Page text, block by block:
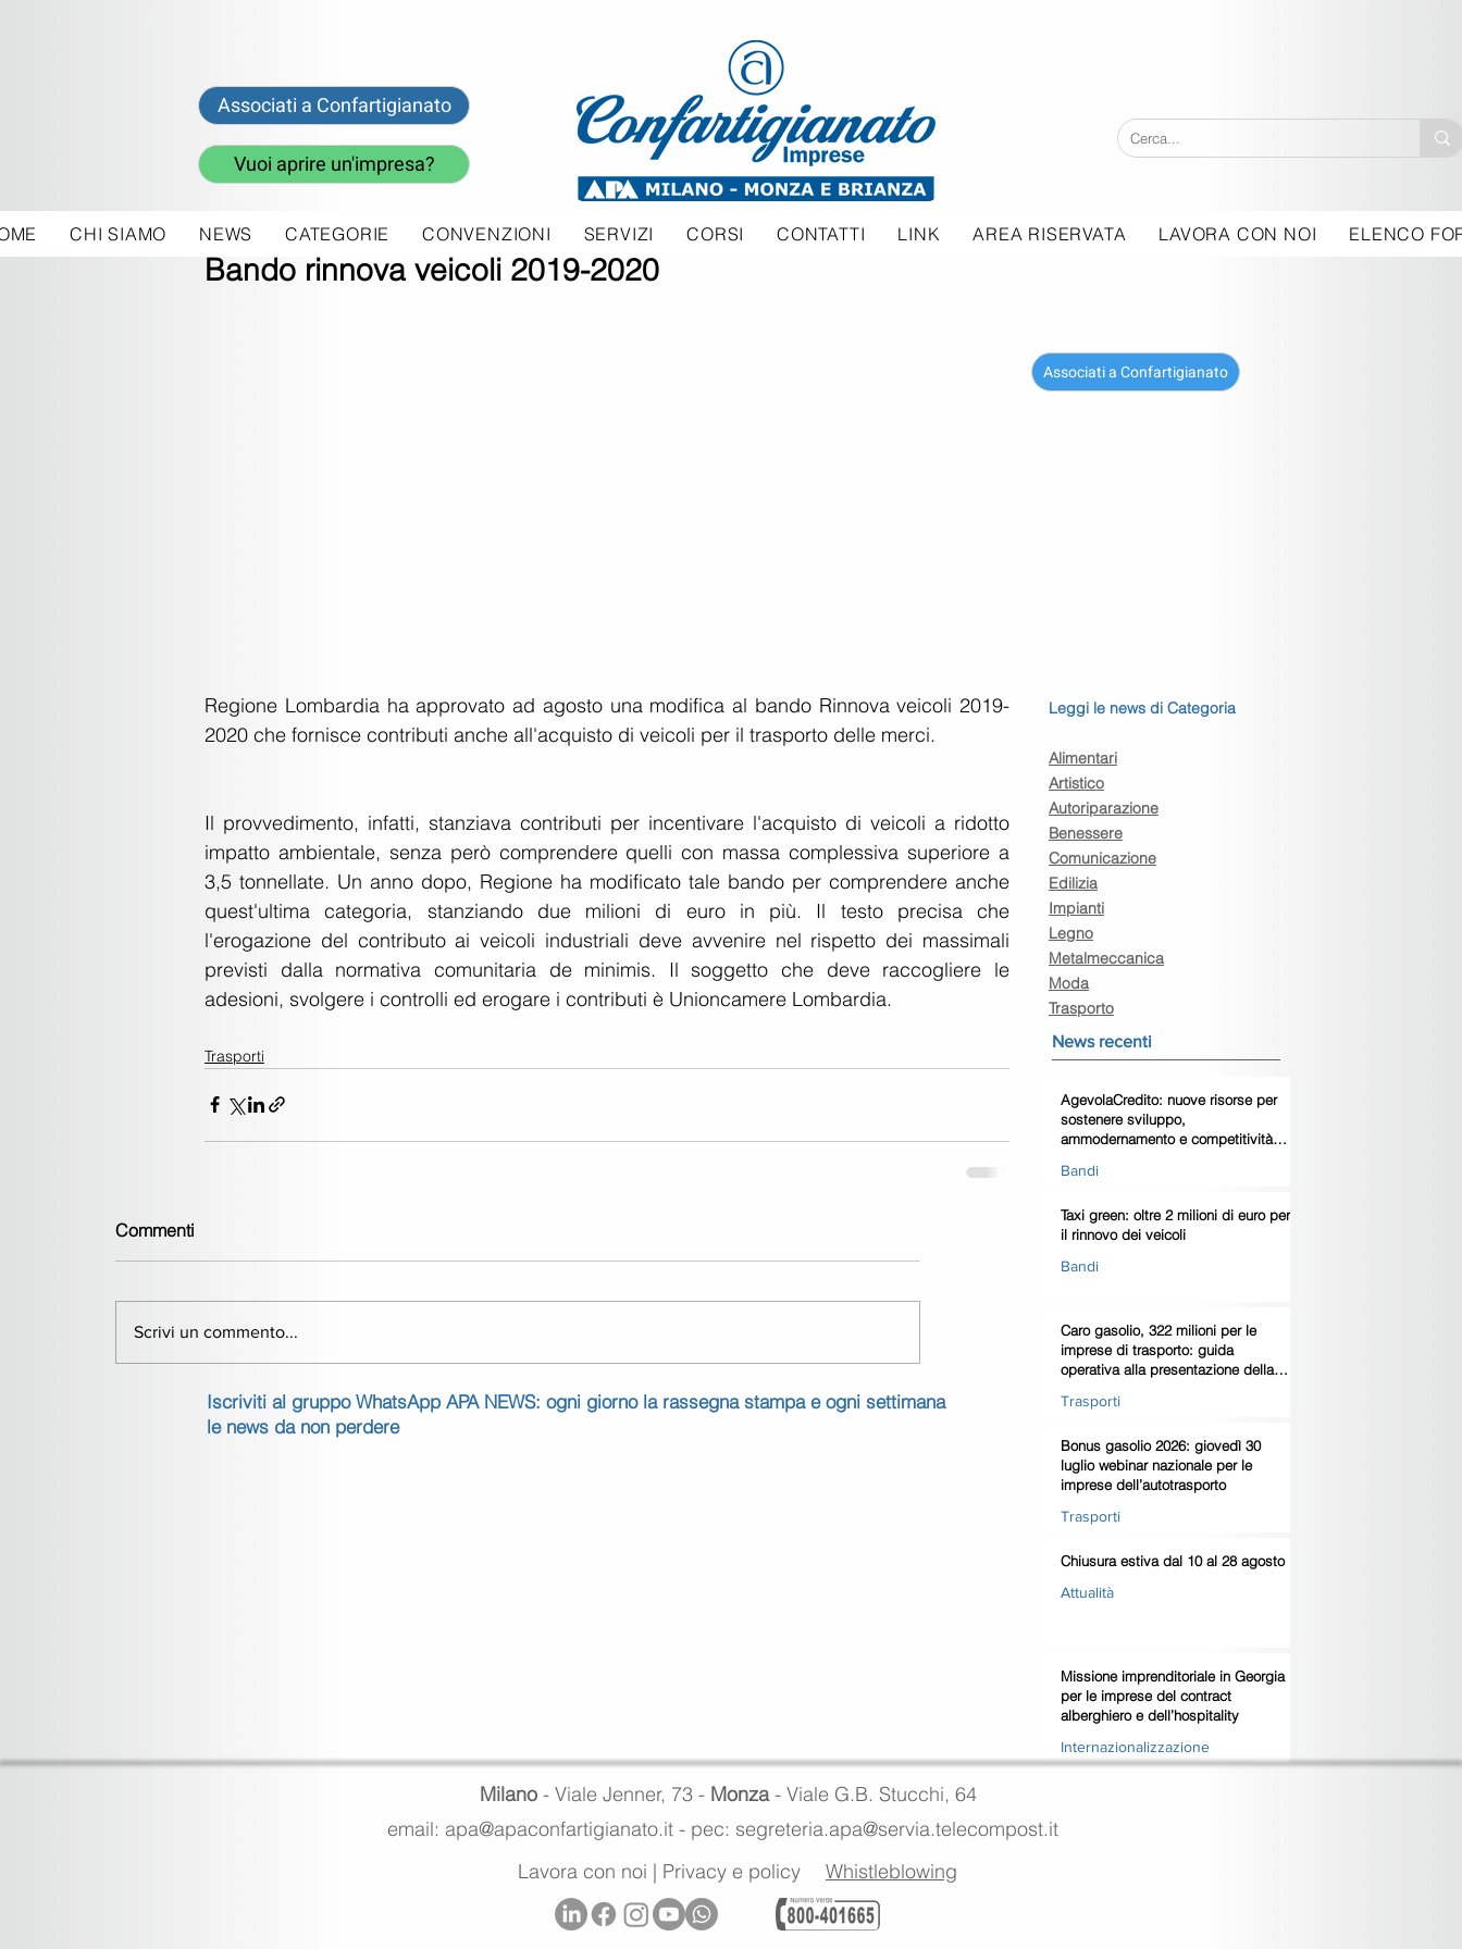
Associati a Confartigianato
Vuoi aprire un'impresa?
CHI SIAMO NEWS CATEGORIE CONVENZIONI SERVIZI CORSI CONTATTI LINK AREA RISERVATA LAVORA CON NOI ELENCO
Bando rinnova veicoli 2019-2020
17 set 2019
Regione Lombardia ha approvato ad agosto una modifica al bando Rinnova veicoli 2019-
2020 che fornisce contributi anche all'acquisto di veicoli per il trasporto delle merci.
Il provvedimento, infatti, stanziava contributi per incentivare l'acquisto di veicoli a ridotto
impatto ambientale, senza però comprendere quelli con massa complessiva superiore a
3,5 tonnellate. Un anno dopo, Regione ha modificato tale bando per comprendere anche
quest'ultima categoria, stanziando due milioni di euro in più. Il testo precisa che
l'erogazione del contributo ai veicoli industriali deve avvenire nel rispetto dei massimali
previsti dalla normativa comunitaria de minimis. Il soggetto che deve raccogliere le
adesioni, svolgere i controlli ed erogare i contributi è Unioncamere Lombardia.
Trasporti
Commenti
Scrivi un commento...
Leggi le news di Categoria
Alimentari
Artistico
Autoriparazione
Benessere
Comunicazione
Edilizia
Impianti
Legno
Metalmeccanica
Moda
Trasporto
News recenti
AgevolaCredito: nuove risorse per
sostenere sviluppo,
ammodernamento e competitività
Bandi
Taxi green: oltre 2 milioni di euro per
il rinnovo dei veicoli
Bandi
Caro gasolio, 322 milioni per le
imprese di trasporto: guida
operativa alla presentazione della
Trasporti
Bonus gasolio 2026: giovedì 30
luglio webinar nazionale per le
imprese dell’autotrasporto
Trasporti
Chiusura estiva dal 10 al 28 agosto
Attualità
Missione imprenditoriale in Georgia
per le imprese del contract
alberghiero e dell’hospitality
Internazionalizzazione
Iscriviti al gruppo WhatsApp APA NEWS: ogni giorno la rassegna stampa e ogni settimana
le news da non perdere
Associati a Confartigianato
Milano - Viale Jenner, 73 - Monza- Viale G.B. Stucchi, 64
email: apa@apaconfartigianato.it - pec: segreteria.apa@servia.telecompost.it
Lavora con noi | Privacy e policy Whistleblowing